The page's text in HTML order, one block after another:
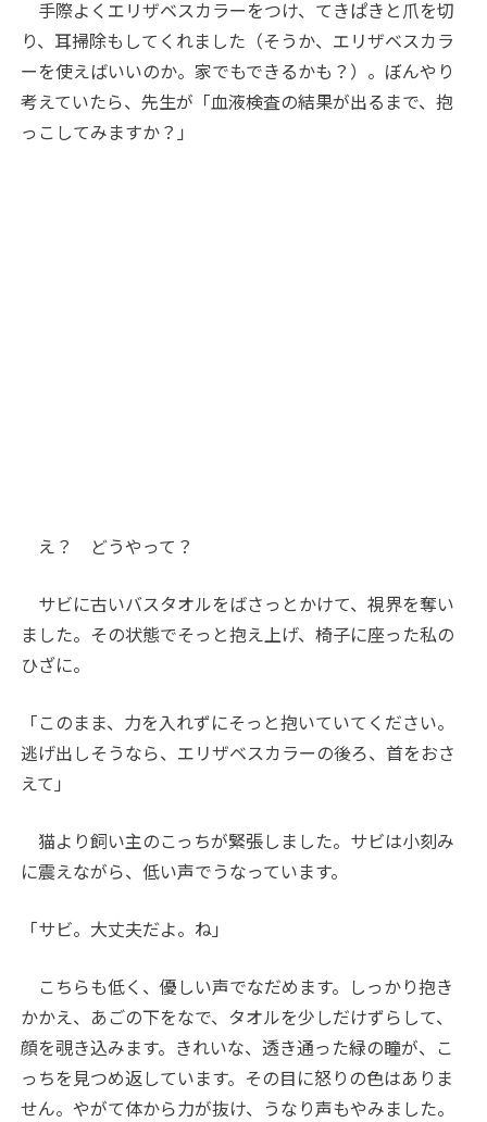
手際よくエリザベスカラーをつけ、てきぱきと爪を切
り、耳掃除もしてくれました（そうか、エリザベスカラ
ーを使えばいいのか。家でもできるかも？）。ぼんやり
考えていたら、先生が「血液検査の結果が出るまで、抱
っこしてみますか？」
え？ どうやって？
サビに古いバスタオルをばさっとかけて、視界を奪い
ました。その状態でそっと抱え上げ、椅子に座った私の
ひざに。
「このまま、力を入れずにそっと抱いていてください。
逃げ出しそうなら、エリザベスカラーの後ろ、首をおさ
えて」
猫より飼い主のこっちが緊張しました。サビは小刻み
に震えながら、低い声でうなっています。
「サビ。大丈夫だよ。ね」
こちらも低く、優しい声でなだめます。しっかり抱き
かかえ、あごの下をなで、タオルを少しだけずらして、
顔を覗き込みます。きれいな、透き通った緑の瞳が、こ
っちを見つめ返しています。その目に怒りの色はありま
せん。やがて体から力が抜け、うなり声もやみました。